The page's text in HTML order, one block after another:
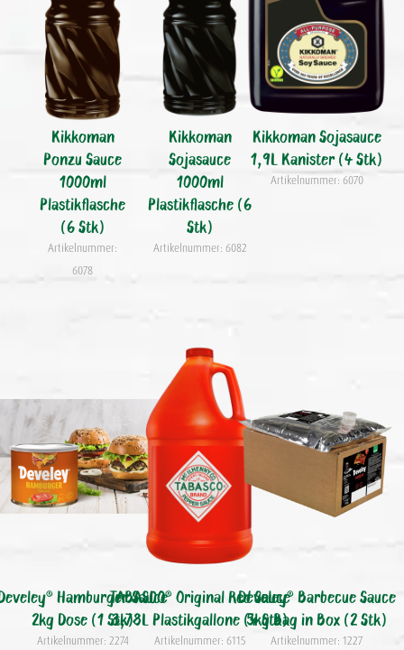
Kikkoman
Ponzu Sauce
1000ml
Plastikflasche
(6 Stk)
Artikelnummer:
6078
Kikkoman
Sojasauce
1000ml
Plastikflasche (6
Stk)
Artikelnummer: 6082
Kikkoman Sojasauce
1,9L Kanister (4 Stk)
Artikelnummer: 6070
Hamburger Sauce
2kg Dose (1 Stk)
Artikelnummer: 2274
TABASCO® Original Red Sauce
3,78L Plastikgallone (4 Stk)
Artikelnummer: 6115
Develey® Barbecue Sauce
5kg Bag in Box (2 Stk)
Artikelnummer: 1227